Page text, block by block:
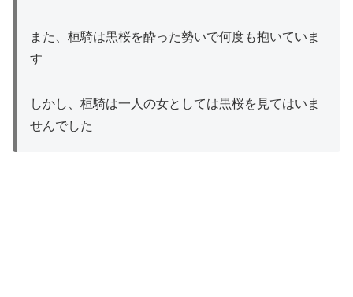
また、桓騎は黒桜を酔った勢いで何度も抱いていま
す
しかし、桓騎は一人の女としては黒桜を見てはいま
せんでした